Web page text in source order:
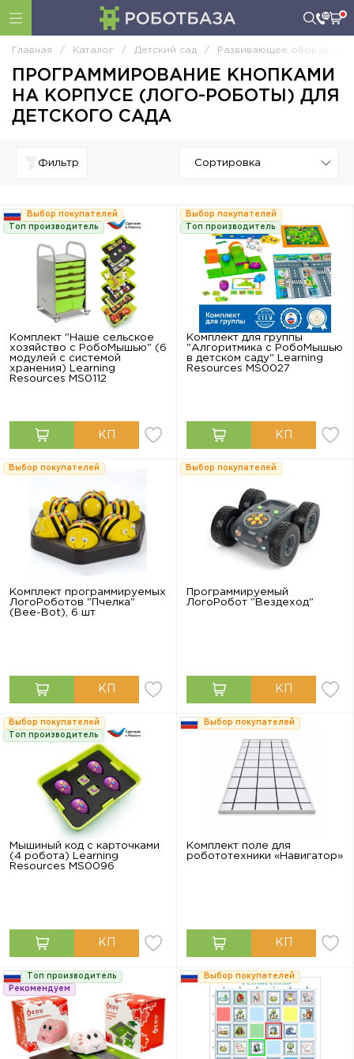
Главная / Каталог / Детский сад / Развивающее
ПРОГРАММИРОВАНИЕ КНОПКАМИ
НА КОРПУСЕ (ЛОГО-РОБОТЫ) ДЛЯ
ДЕТСКОГО САДА
Фильтр
Выбор покупателей
Топ производитель
Комплект "Наше сельское
хозяйство с РобоМышью" (6
модулей с системой
хранения) Learning
Resources MS0112
Выбор покупателей
Топ производитель
Комплект для группы
"Алгоритмика с РобоМышью
в детском саду" Learning
Resources MS0027
Выбор покупателей
Комплект программируемых
ЛогоРоботов "Пчелка"
(Bee-Bot), 6 шт
Выбор покупателей
Программируемый
ЛогоРобот "Вездеход"
Выбор покупателей
Топ производитель
Мышиный код с карточками
(4 робота) Learning
Resources MS0096
Выбор покупателей
Комплект поле для
робототехники «Навигатор»
Топ производитель
Рекомендуем
Выбор покупателей